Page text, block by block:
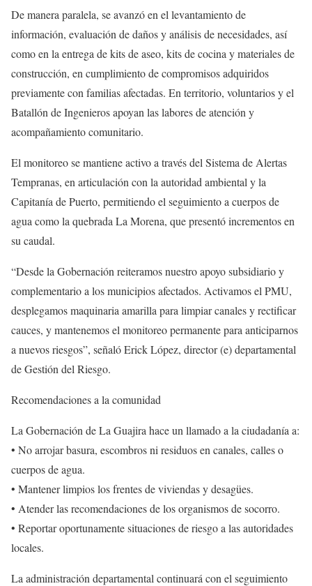
De manera paralela, se avanzó en el levantamiento de
información, evaluación de daños y análisis de necesidades, así
como en la entrega de kits de aseo, kits de cocina y materiales de
construcción, en cumplimiento de compromisos adquiridos
previamente con familias afectadas. En territorio, voluntarios y el
Batallón de Ingenieros apoyan las labores de atención y
acompañamiento comunitario.
El monitoreo se mantiene activo a través del Sistema de Alertas
Tempranas, en articulación con la autoridad ambiental y la
Capitanía de Puerto, permitiendo el seguimiento a cuerpos de
agua como la quebrada La Morena, que presentó incrementos en
su caudal.
“Desde la Gobernación reiteramos nuestro apoyo subsidiario y
complementario a los municipios afectados. Activamos el PMU,
desplegamos maquinaria amarilla para limpiar canales y rectificar
cauces, y mantenemos el monitoreo permanente para anticiparnos
a nuevos riesgos”, señaló Erick López, director (e) departamental
de Gestión del Riesgo.
Recomendaciones a la comunidad
La Gobernación de La Guajira hace un llamado a la ciudadanía a:
• No arrojar basura, escombros ni residuos en canales, calles o
cuerpos de agua.
• Mantener limpios los frentes de viviendas y desagües.
• Atender las recomendaciones de los organismos de socorro.
• Reportar oportunamente situaciones de riesgo a las autoridades
locales.
La administración departamental continuará con el seguimiento